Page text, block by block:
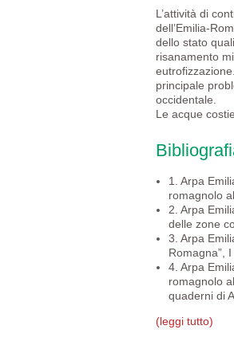
L’attività di
dell’Emilia-
dello stato
risanamento
principale
occidentale.
Le acque
1. Arpa
romagnolo
2. Arpa
delle zone
3. Arpa
Romagna”,
4. Arpa
romagnolo
quaderni di
(leggi tutto)